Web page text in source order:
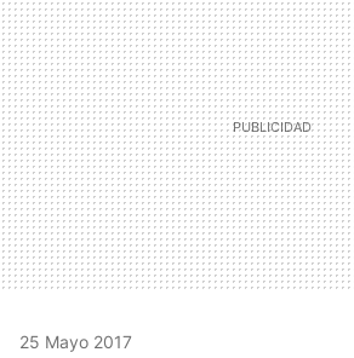
25 Mayo 2017